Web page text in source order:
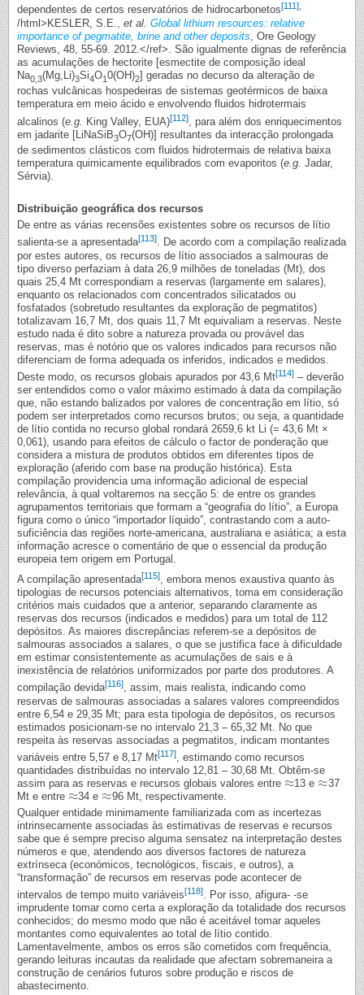
dependentes de certos reservatórios de hidrocarbonetos[111]
/html>KESLER, S.E., et al. Global lithium resources: relative
importance of pegmatite, brine and other deposits , Ore Geology
Reviews, 48, 55-69. 2012.</ref>. São igualmente dignas de referência
as acumulações de hectorite [esmectite de composição ideal
Na0,3(Mg,Li)3Si4O10(OH)2] geradas no decurso da alteração de
rochas vulcânicas hospedeiras de sistemas geotérmicos de baixa
temperatura em meio ácido e envolvendo fluidos hidrotermais
alcalinos (e.g. King Valley, EUA)[112]
, para além dos enriquecimentos
em jadarite [LiNaSiB3O7(OH)] resultantes da interacção prolongada
de sedimentos clásticos com fluidos hidrotermais de relativa baixa
temperatura quimicamente equilibrados com evaporitos (e.g. Jadar,
Sérvia).
Distribuição geográfica dos recursos
De entre as várias recensões existentes sobre os recursos de lítio
salienta-se a apresentada[113]. De acordo com a compilação realizada
por estes autores, os recursos de lítio associados a salmouras de
tipo diverso perfaziam à data 26,9 milhões de toneladas (Mt), dos
quais 25,4 Mt correspondiam a reservas (largamente em salares),
enquanto os relacionados com concentrados silicatados ou
fosfatados (sobretudo resultantes da exploração de pegmatitos)
totalizavam 16,7 Mt, dos quais 11,7 Mt equivaliam a reservas. Neste
estudo nada é dito sobre a natureza provada ou provável das
reservas, mas é notório que os valores indicados para recursos não
diferenciam de forma adequada os inferidos, indicados e medidos.
Deste modo, os recursos globais apurados por 43,6 Mt[114] – deverão
ser entendidos como o valor máximo estimado à data da compilação
que, não estando balizados por valores de concentração em lítio, só
podem ser interpretados como recursos brutos; ou seja, a quantidade
de lítio contida no recurso global rondará 2659,6 kt Li (= 43,6 Mt ×
0,061), usando para efeitos de cálculo o factor de ponderação que
considera a mistura de produtos obtidos em diferentes tipos de
exploração (aferido com base na produção histórica). Esta
compilação providencia uma informação adicional de especial
relevância, à qual voltaremos na secção 5: de entre os grandes
agrupamentos territoriais que formam a “geografia do lítio”, a Europa
figura como o único “importador líquido”, contrastando com a auto-
suficiência das regiões norte-americana, australiana e asiática; a esta
informação acresce o comentário de que o essencial da produção
europeia tem origem em Portugal.
A compilação apresentada[115], embora menos exaustiva quanto às
tipologias de recursos potenciais alternativos, toma em consideração
critérios mais cuidados que a anterior, separando claramente as
reservas dos recursos (indicados e medidos) para um total de 112
depósitos. As maiores discrepâncias referem-se a depósitos de
salmouras associados a salares, o que se justifica face à dificuldade
em estimar consistentemente as acumulações de sais e à
inexistência de relatórios uniformizados por parte dos produtores. A
compilação devida[116], assim, mais realista, indicando como
reservas de salmouras associadas a salares valores compreendidos
entre 6,54 e 29,35 Mt; para esta tipologia de depósitos, os recursos
estimados posicionam-se no intervalo 21,3 – 65,32 Mt. No que
respeita às reservas associadas a pegmatitos, indicam montantes
variáveis entre 5,57 e 8,17 Mt[117], estimando como recursos
quantidades distribuídas no intervalo 12,81 – 30,68 Mt. Obtêm-se
assim para as reservas e recursos globais valores entre ≈
≈ 13 e ≈
≈ 37
Mt e entre ≈
≈ 34 e ≈
≈ 96 Mt, respectivamente.
Qualquer entidade minimamente familiarizada com as incertezas
intrinsecamente associadas às estimativas de reservas e recursos
sabe que é sempre preciso alguma sensatez na interpretação destes
números e que, atendendo aos diversos factores de natureza
extrínseca (económicos, tecnológicos, fiscais, e outros), a
“transformação” de recursos em reservas pode acontecer de
intervalos de tempo muito variáveis[118]. Por isso, afigura- -se
imprudente tomar como certa a exploração da totalidade dos recursos
conhecidos; do mesmo modo que não é aceitável tomar aqueles
montantes como equivalentes ao total de lítio contido.
Lamentavelmente, ambos os erros são cometidos com frequência,
gerando leituras incautas da realidade que afectam sobremaneira a
construção de cenários futuros sobre produção e riscos de
abastecimento.